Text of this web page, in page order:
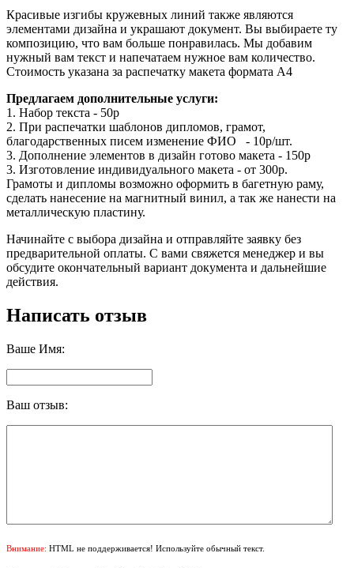
Красивые изгибы кружевных линий также являются
элементами дизайна и украшают документ. Вы выбираете ту
композицию, что вам больше понравилась. Мы добавим
нужный вам текст и напечатаем нужное вам количество.
Стоимость указана за распечатку макета формата А4
Предлагаем дополнительные услуги:
1. Набор текста - 50р
2. При распечатки шаблонов дипломов, грамот,
благодарственных писем изменение ФИО - 10р/шт.
3. Дополнение элементов в дизайн готово макета - 150р
3. Изготовление индивидуального макета - от 300р.
Грамоты и дипломы возможно оформить в багетную раму,
сделать нанесение на магнитный винил, а так же нанести на
металлическую пластину.
Начинайте с выбора дизайна и отправляйте заявку без
предварительной оплаты. С вами свяжется менеджер и вы
обсудите окончательный вариант документа и дальнейшие
действия.
Написать отзыв
Ваше Имя:
Ваш отзыв:
Внимание: HTML не поддерживается! Используйте обычный текст.